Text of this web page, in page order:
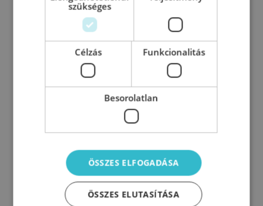
KKV Vezetői Ellenőrző Lista – Avagy mire
fókuszálj? Vezetőként, a mindennapi
pörgésben gyakran nem könnyű fókuszt
tartani a munkatársak motivációján,
elkötelezettségén. Ahhoz, hogy megtudd,
szükséges
Célzás Funkcionalitás
Besorolatlan
ÖSSZES ELFOGADÁSA
ÖSSZES ELUTASÍTÁSA